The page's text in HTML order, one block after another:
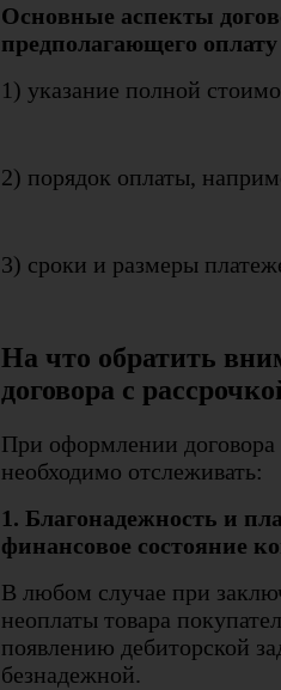
Основные аспекты
предполагающего
1) указание полной
2) порядок оплаты,
3) сроки и размеры
На что обратить
договора с
При оформлении договора
необходимо отслеживать:
1. Благонадежность и
финансовое состояние
В любом случае при
неоплаты товара
появлению дебиторской
безнадежной.